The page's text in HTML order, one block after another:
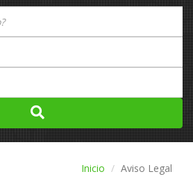
Inicio Aviso Legal